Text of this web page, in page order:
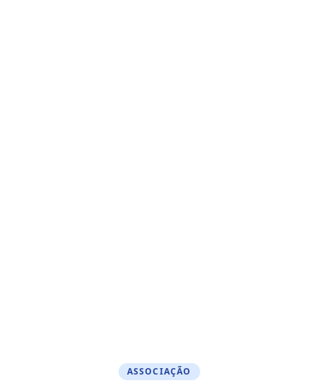
ASSOCIAÇÃO